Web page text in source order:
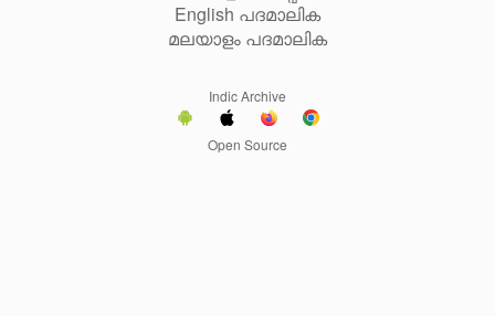
English പദമാലിക
മലയാളം പദമാലിക
Indic Archive
Open Source